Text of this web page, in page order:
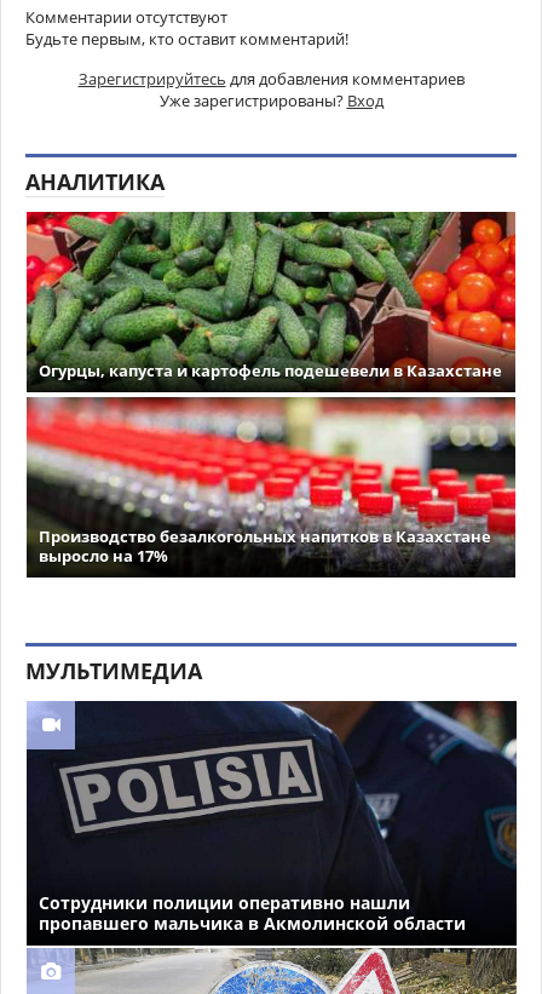
Комментарии отсутствуют
Будьте первым, кто оставит комментарий!
Зарегистрируйтесь для добавления комментариев
Уже зарегистрированы? Вход
АНАЛИТИКА
Огурцы, капуста и картофель подешевели в Казахстане
Производство безалкогольных напитков в Казахстане
выросло на 17%
МУЛЬТИМЕДИА
Сотрудники полиции оперативно нашли
пропавшего мальчика в Акмолинской области